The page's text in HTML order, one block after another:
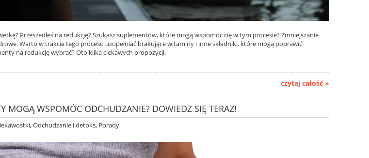
Przeszedłeś na redukcję? Szukasz suplementów, które mogą wspomóc cię w tym procesie? Zmniejszanie
Warto w trakcie tego procesu uzupełniać brakujące witaminy i inne składniki, które mogą poprawić
na redukcję wybrać? Oto kilka ciekawych propozycji.
czytaj całość »
MOGĄ WSPOMÓC ODCHUDZANIE? DOWIEDZ SIĘ TERAZ!
,Odchudzanie i detoks, Porady